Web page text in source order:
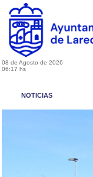
08 de Agosto de 2026
06:17 hs
NOTICIAS